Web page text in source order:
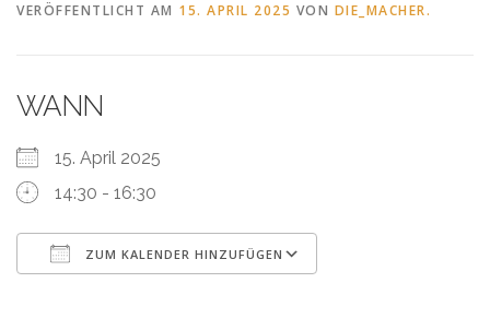
VERÖFFENTLICHT AM 15. APRIL 2025 VON DIE_MACHER.
WANN
15. April 2025
14:30 - 16:30
ZUM KALENDER HINZUFÜGEN